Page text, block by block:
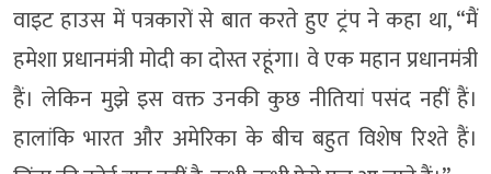
वाइट हाउस में पत्रकारों से बात करते हुए ट्रंप ने कहा था, “मैं
हमेशा प्रधानमंत्री मोदी का दोस्त रहूंगा। वे एक महान प्रधानमंत्री
हैं। लेकिन मुझे इस वक्त उनकी कुछ नीतियां पसंद नहीं हैं।
हालांकि भारत और अमेरिका के बीच बहुत विशेष रिश्ते हैं।